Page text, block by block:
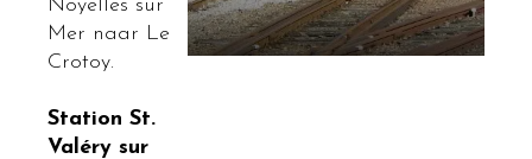
Noyelles sur
Mer naar Le
Crotoy.
Station St.
Valéry sur